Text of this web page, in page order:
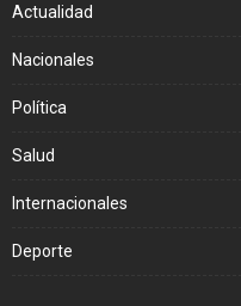
Actualidad
Nacionales
Política
Salud
Internacionales
Deporte